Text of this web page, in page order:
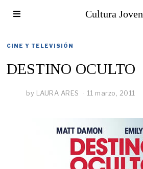
Cultura Joven
CINE Y TELEVISIÓN
DESTINO OCULTO
by LAURA ARES 11 marzo, 2011